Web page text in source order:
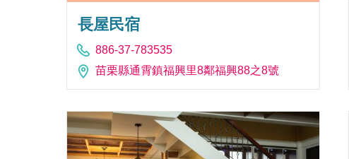
長屋民宿
886-37-783535
苗栗縣通霄鎮福興里8鄰福興88之8號